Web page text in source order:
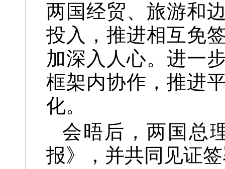
两国经贸、旅游和
投入，推进相互免
加深入人心。进一
框架内协作，推进
化。
会晤后，两国总
报》，并共同见证